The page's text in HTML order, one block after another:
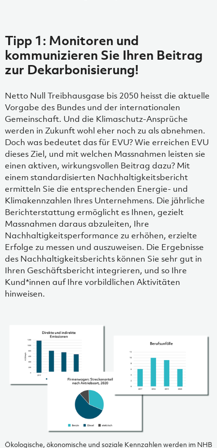
Tipp 1: Monitoren und
kommunizieren Sie Ihren Beitrag
zur Dekarbonisierung!
Netto Null Treibhausgase bis 2050 heisst die aktuelle
Vorgabe des Bundes und der internationalen
Gemeinschaft. Und die Klimaschutz-Ansprüche
werden in Zukunft wohl eher noch zu als abnehmen.
Doch was bedeutet das für EVU? Wie erreichen EVU
dieses Ziel, und mit welchen Massnahmen leisten sie
einen aktiven, wirkungsvollen Beitrag dazu? Mit
einem standardisierten Nachhaltigkeitsbericht
ermitteln Sie die entsprechenden Energie- und
Klimakennzahlen Ihres Unternehmens. Die jährliche
Berichterstattung ermöglicht es Ihnen, gezielt
Massnahmen daraus abzuleiten, Ihre
Nachhaltigkeitsperformance zu erhöhen, erzielte
Erfolge zu messen und auszuweisen. Die Ergebnisse
des Nachhaltigkeitsberichts können Sie sehr gut in
Ihren Geschäftsbericht integrieren, und so Ihre
Kund*innen auf Ihre vorbildlichen Aktivitäten
hinweisen.
Ökologische, ökonomische und soziale Kennzahlen werden im NHB